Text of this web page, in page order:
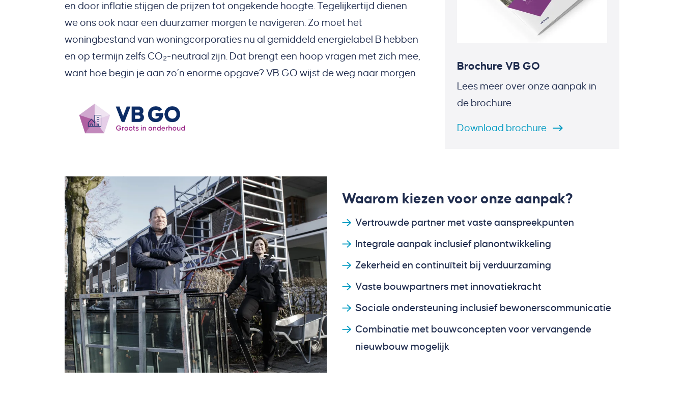
en door inflatie stijgen de prijzen tot ongekende hoogte. Tegelijkertijd dienen
we ons ook naar een duurzamer morgen te navigeren. Zo moet het
woningbestand van woningcorporaties nu al gemiddeld energielabel B hebben
en op termijn zelfs CO₂-neutraal zijn. Dat brengt een hoop vragen met zich mee,
want hoe begin je aan zo’n enorme opgave? VB GO wijst de weg naar morgen.
Brochure VB GO
Lees meer over onze aanpak in
de brochure.
Download brochure
Waarom kiezen voor onze aanpak?
Vertrouwde partner met vaste aanspreekpunten
Integrale aanpak inclusief planontwikkeling
Zekerheid en continuïteit bij verduurzaming
Vaste bouwpartners met innovatiekracht
Sociale ondersteuning inclusief bewonerscommunicatie
Combinatie met bouwconcepten voor vervangende
nieuwbouw mogelijk